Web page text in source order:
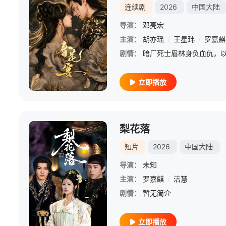
连续剧 2026 中国大陆
导演：
邓亮宏
主演：
胡亦瑶 / 王星玮 / 罗嘉麒
剧情：
立即播放
梨花落
短片 2026 中国大陆
导演：
未知
主演：
罗嘉麒 / 洁慧
剧情：
暂无简介
立即播放